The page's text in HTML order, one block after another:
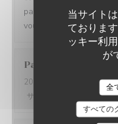
当サイト
ておりま
ッキー利
が
全
すべての
parfait si service à la
vous
Pascal
2026-07-31
- 20:45 - ゲ
サービス
雰囲気:5/5